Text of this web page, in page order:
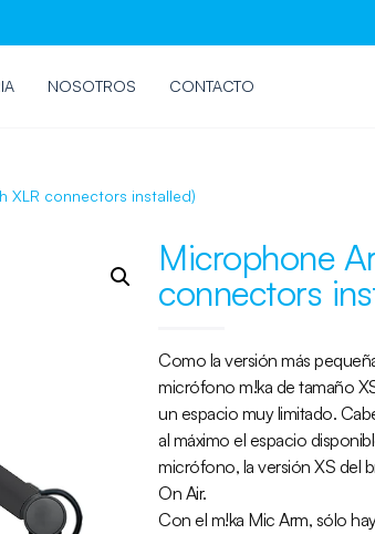
NOSOTROS CONTACTO
XLR connectors installed)
Microphone
connectors
Como la versión más
micrófono m!ka de tamaño
un espacio muy limitado.
al máximo el espacio
micrófono, la versión XS del
On Air.
Con el m!ka Mic Arm, sólo